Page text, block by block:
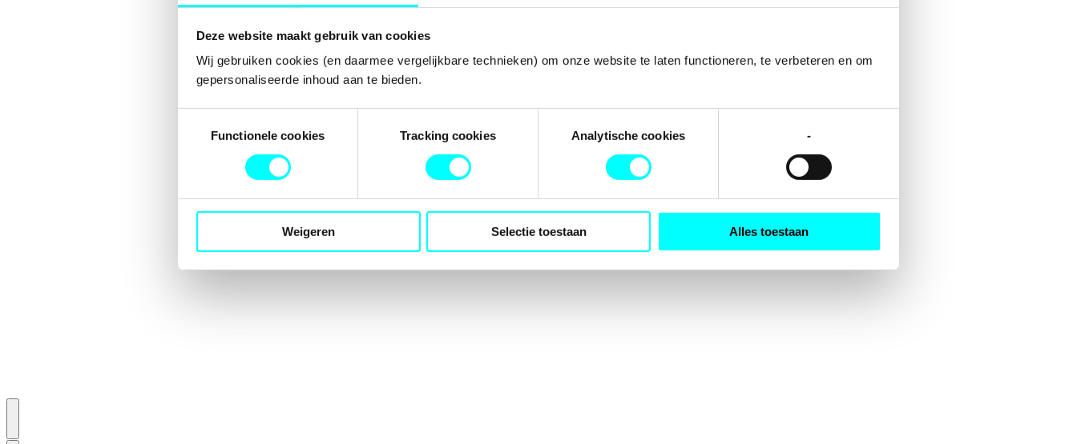
Deze website maakt gebruik van cookies
Wij gebruiken cookies (en daarmee vergelijkbare technieken) om onze website te laten functioneren, te verbeteren en om
gepersonaliseerde inhoud aan te bieden.
Functionele cookies
Tracking cookies Analytische cookies -
Weigeren Selectie toestaan Alles toestaan